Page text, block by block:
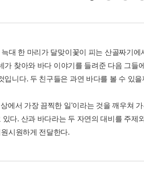
대 한 마리가 달맞이꽃이 피는 산골짜기
가 찾아와 바다 이야기를 들려준 다음 그
입니다. 두 친구들은 과연 바다를 볼 수 있을
에서 가장 끔찍한 일'이라는 것을 깨우쳐
다. 산과 바다라는 두 자연의 대비를 주제
시원하게 전달한다.